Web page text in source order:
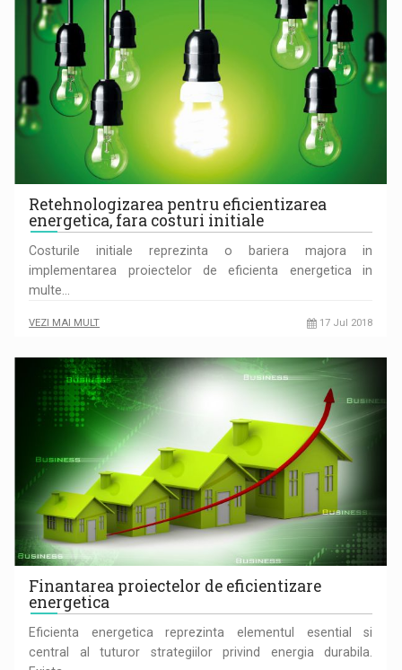
Retehnologizarea pentru eficientizarea
energetica, fara costuri initiale
Costurile initiale reprezinta o bariera majora in
implementarea proiectelor de eficienta energetica in
multe…
VEZI MAI MULT 17 Jul 2018
Finantarea proiectelor de eficientizare
energetica
Eficienta energetica reprezinta elementul esential si
central al tuturor strategiilor privind energia durabila.